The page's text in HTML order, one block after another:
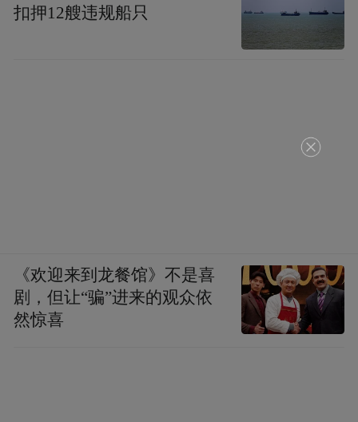
扣押12艘违规船只
《欢迎来到龙餐馆》不是喜
剧，但让“骗”进来的观众依
然惊喜